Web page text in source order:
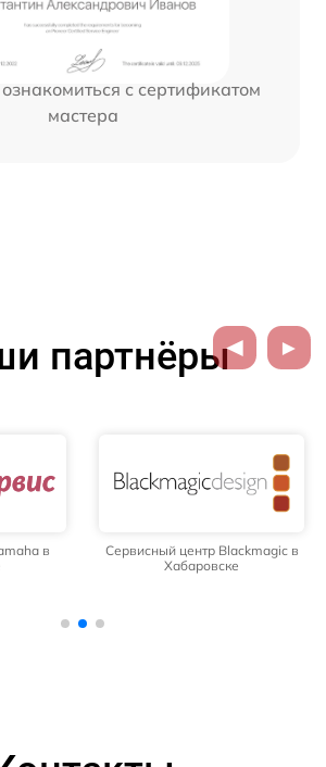
с сертификатом
мастера
партнёры
в
Сервисный центр Blackmagic в
Хабаровске